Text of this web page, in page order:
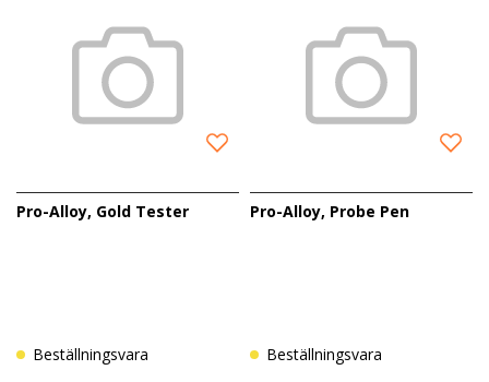
Pro-Alloy, Gold Tester
Beställningsvara
Pro-Alloy, Probe Pen
Beställningsvara